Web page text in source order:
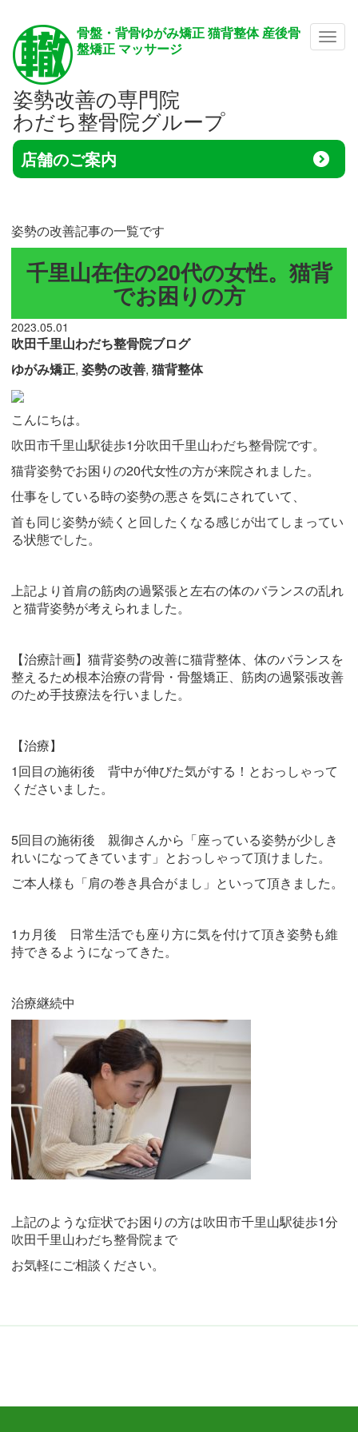
メニ
骨盤・背骨ゆがみ矯正 猫背整体 産後骨
盤矯正 マッサージ
姿勢改善の専門院
わだち整骨院グループ
店舗のご案内
姿勢の改善記事の一覧です
千里山在住の20代の女性。猫背
でお困りの方
2023.05.01
吹田千里山わだち整骨院ブログ
ゆがみ矯正, 姿勢の改善, 猫背整体
こんにちは。
吹田市千里山駅徒歩1分吹田千里山わだち整骨院です。
猫背姿勢でお困りの20代女性の方が来院されました。
仕事をしている時の姿勢の悪さを気にされていて、
首も同じ姿勢が続くと回したくなる感じが出てしまってい
る状態でした。
上記より首肩の筋肉の過緊張と左右の体のバランスの乱れ
と猫背姿勢が考えられました。
【治療計画】猫背姿勢の改善に猫背整体、体のバランスを
整えるため根本治療の背骨・骨盤矯正、筋肉の過緊張改善
のため手技療法を行いました。
【治療】
1回目の施術後 背中が伸びた気がする！とおっしゃって
くださいました。
5回目の施術後 親御さんから「座っている姿勢が少しき
れいになってきています」とおっしゃって頂けました。
ご本人様も「肩の巻き具合がまし」といって頂きました。
1カ月後 日常生活でも座り方に気を付けて頂き姿勢も維
持できるようになってきた。
治療継続中
上記のような症状でお困りの方は吹田市千里山駅徒歩1分
吹田千里山わだち整骨院まで
お気軽にご相談ください。